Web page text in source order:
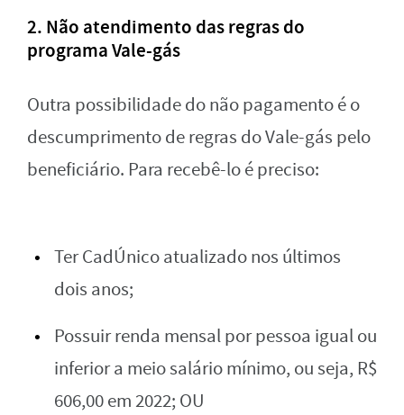
2. Não atendimento das regras do
programa Vale-gás
Outra possibilidade do não pagamento é o
descumprimento de regras do Vale-gás pelo
beneficiário. Para recebê-lo é preciso:
Ter CadÚnico atualizado nos últimos
dois anos;
Possuir renda mensal por pessoa igual ou
inferior a meio salário mínimo, ou seja, R$
606,00 em 2022; OU